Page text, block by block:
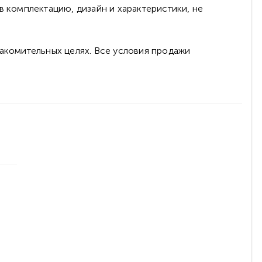
дизайн и характеристики, не
целях. Все условия продажи